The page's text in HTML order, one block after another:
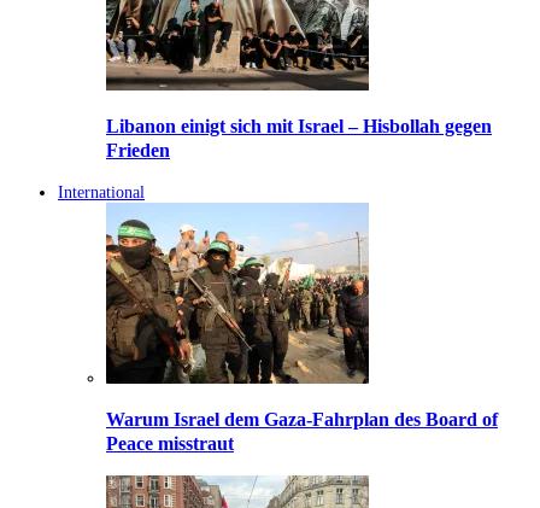
Libanon einigt sich mit Israel – Hisbollah gegen
Frieden
International
Warum Israel dem Gaza-Fahrplan des Board of
Peace misstraut